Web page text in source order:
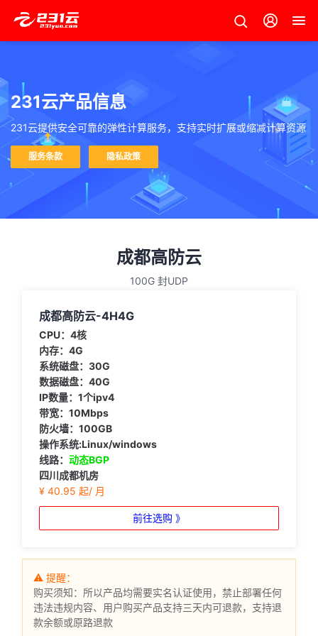
231云产品信息
231云提供安全可靠的弹性计算服务，支持实时扩展或缩减计算资源
服务条款 隐私政策
成都高防云
100G 封UDP
成都高防云-4H4G
CPU：4核
内存：4G
系统磁盘：30G
数据磁盘：40G
IP数量：1个ipv4
带宽：10Mbps
防火墙：100GB
操作系统:Linux/windows
线路： 动态BGP
四川成都机房
¥ 40.95 起/ 月
前往选购 》
⚠ 提醒：
购买须知：所以产品均需要实名认证使用，禁止部署任何
违法违规内容、用户购买产品支持三天内可退款，支持退
款余额或原路退款